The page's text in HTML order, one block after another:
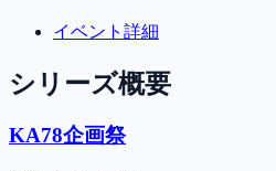
イベント詳細
シリーズ概要
KA78企画祭